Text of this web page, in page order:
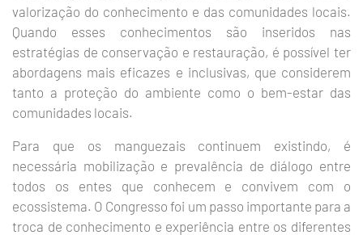
valorização do conhecimento e das comunidades locais.
Quando esses conhecimentos são inseridos nas
estratégias de conservação e restauração, é possível ter
abordagens mais eficazes e inclusivas, que considerem
tanto a proteção do ambiente como o bem-estar das
comunidades locais.
Para que os manguezais continuem existindo, é
necessária mobilização e prevalência de diálogo entre
todos os entes que conhecem e convivem com o
ecossistema. O Congresso foi um passo importante para a
troca de conhecimento e experiência entre os diferentes